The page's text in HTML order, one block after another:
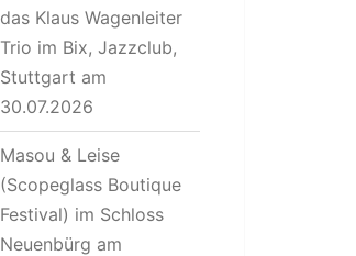
das Klaus Wagenleiter
Trio im Bix, Jazzclub,
Stuttgart am
30.07.2026
Masou & Leise
(Scopeglass Boutique
Festival) im Schloss
Neuenbürg am